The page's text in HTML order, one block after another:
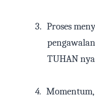
3. Proses
TUHAN
4.